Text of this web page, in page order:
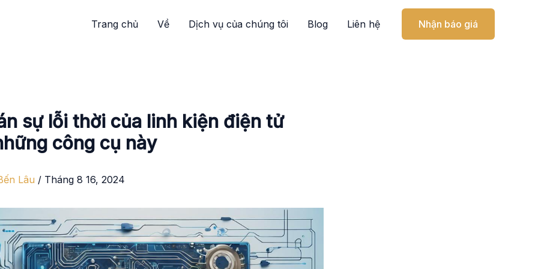
Trang chủ Về Dịch vụ của chúng tôi Blog Liên hệ Nhận báo giá
sự lỗi thời của linh kiện điện tử
công cụ này
Lâu / Tháng 8 16, 2024